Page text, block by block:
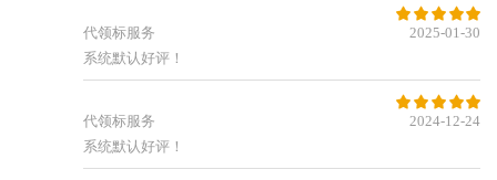
    
代领标服务
2025-01-30
系统默认好评！
    
代领标服务
2024-12-24
系统默认好评！